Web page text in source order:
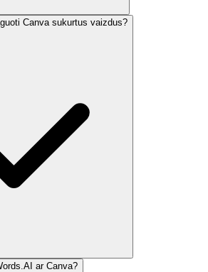
Canva sukurtus vaizdus?
ar Canva?